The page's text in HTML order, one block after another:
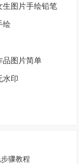
生图片手绘铅笔
绘
品图片简单
水印
骤教程